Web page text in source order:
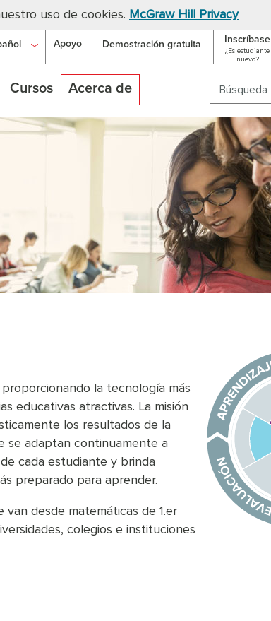
uso de cookies. McGraw Hill Privacy
Ir al contenido principal
Apoyo Demostración gratuita Inscríbase
¿Es estudiante
nuevo?
Cursos Acerca de
la tecnología más
educativas atractivas. La misión
los resultados de la
se adaptan continuamente a
cada estudiante y brinda
preparado para aprender.
desde matemáticas de 1.er
colegios e instituciones